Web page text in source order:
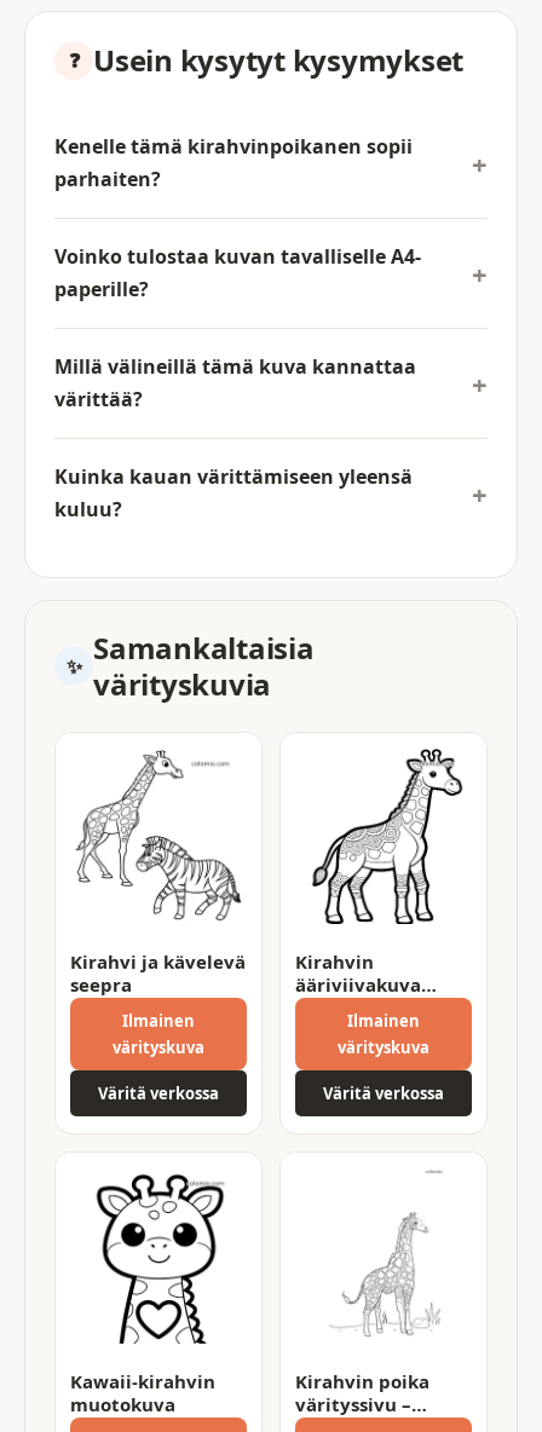
Usein kysytyt kysymykset
Kenelle tämä kirahvinpoikanen sopii
parhaiten?
Voinko tulostaa kuvan tavalliselle A4-
paperille?
Millä välineillä tämä kuva kannattaa
värittää?
Kuinka kauan värittämiseen yleensä
kuluu?
Samankaltaisia
värityskuvia
Kirahvi ja kävelevä
seepra
Ilmainen
värityskuva
Väritä verkossa
Kirahvin
ääriviivakuva
zentangle-
kuvioillaIlmainen
värityskuva
Väritä verkossa
Kawaii-kirahvin
muotokuva
Kirahvin poika
värityssivu –
tulosta omaksi